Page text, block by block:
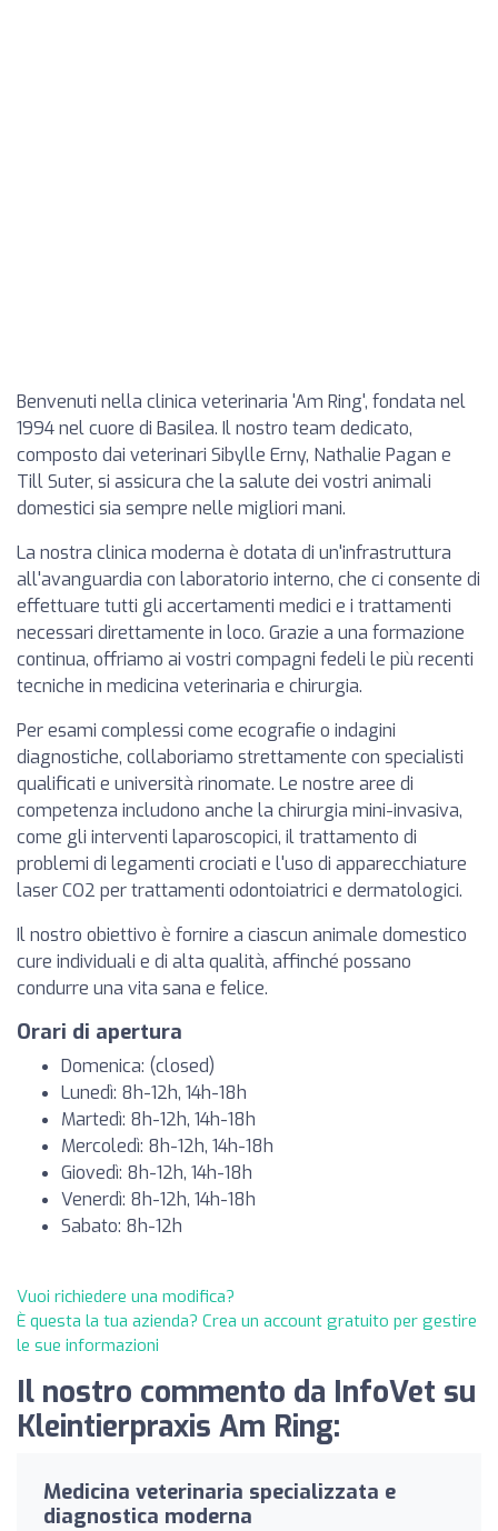
Benvenuti nella clinica veterinaria 'Am Ring', fondata nel
1994 nel cuore di Basilea. Il nostro team dedicato,
composto dai veterinari Sibylle Erny, Nathalie Pagan e
Till Suter, si assicura che la salute dei vostri animali
domestici sia sempre nelle migliori mani.
La nostra clinica moderna è dotata di un'infrastruttura
all'avanguardia con laboratorio interno, che ci consente di
effettuare tutti gli accertamenti medici e i trattamenti
necessari direttamente in loco. Grazie a una formazione
continua, offriamo ai vostri compagni fedeli le più recenti
tecniche in medicina veterinaria e chirurgia.
Per esami complessi come ecografie o indagini
diagnostiche, collaboriamo strettamente con specialisti
qualificati e università rinomate. Le nostre aree di
competenza includono anche la chirurgia mini-invasiva,
come gli interventi laparoscopici, il trattamento di
problemi di legamenti crociati e l'uso di apparecchiature
laser CO2 per trattamenti odontoiatrici e dermatologici.
Il nostro obiettivo è fornire a ciascun animale domestico
cure individuali e di alta qualità, affinché possano
condurre una vita sana e felice.
Orari di apertura
Domenica: (closed)
Lunedì: 8h-12h, 14h-18h
Martedì: 8h-12h, 14h-18h
Mercoledì: 8h-12h, 14h-18h
Giovedì: 8h-12h, 14h-18h
Venerdì: 8h-12h, 14h-18h
Sabato: 8h-12h
Vuoi richiedere una modifica?
È questa la tua azienda? Crea un account gratuito per gestire
le sue informazioni
Il nostro commento da InfoVet su
Kleintierpraxis Am Ring:
Medicina veterinaria specializzata e
diagnostica moderna